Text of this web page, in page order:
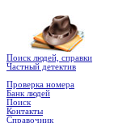
Поиск людей, справки
Частный детектив
Проверка номера
Банк людей
Поиск
Контакты
Справочник